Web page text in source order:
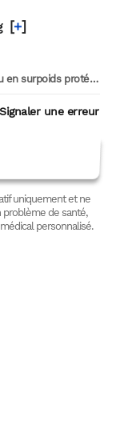
[+]
les seniors après une opération ?
Signaler une erreur
uniquement et ne
problème de santé,
personnalisé.